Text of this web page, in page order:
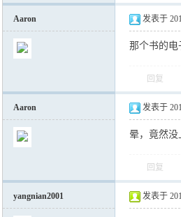
Aaron 发表于
那个书的电
回复
Aaron 发表于
晕，竟然
回复
yangnian2001 发表于